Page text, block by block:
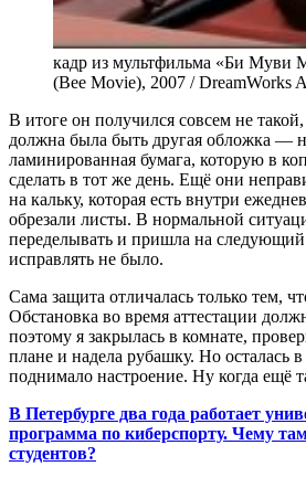
кадр из мультфильма «Би Муви
(Bee Movie), 2007 / DreamWorks
В итоге он получился совсем не
должна была быть другая обложка —
ламинированная бумага, которую в
сделать в тот же день. Ещё они
на кальку, которая есть внутри
обрезали листы. В нормальной
переделывать и пришла на
исправлять не было.
Сама защита отличалась только тем,
Обстановка во время аттестации
поэтому я закрылась в комнате,
плане и надела рубашку. Но осталась
поднимало настроение. Ну когда ещё
В Петербурге два года работает
программа по киберспорту. Чему
студентов?